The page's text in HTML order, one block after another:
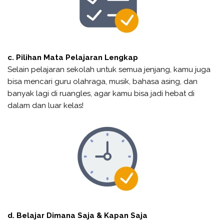
c. Pilihan Mata Pelajaran Lengkap
Selain pelajaran sekolah untuk semua jenjang, kamu juga
bisa mencari guru olahraga, musik, bahasa asing, dan
banyak lagi di ruangles, agar kamu bisa jadi hebat di
dalam dan luar kelas!
d. Belajar Dimana Saja & Kapan Saja